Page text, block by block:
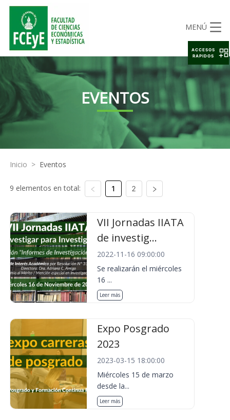
MENÚ
EVENTOS
Inicio > Eventos
9 elementos en total: 1 2
VII Jornadas IIATA
de investig...
2022-11-16 09:00:00
Se realizarán el miércoles
16 ...
Leer más
Expo Posgrado
2023
2023-03-15 18:00:00
Miércoles 15 de marzo
desde la...
Leer más
ACCESOS
RAPIDOS